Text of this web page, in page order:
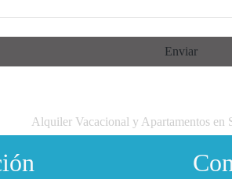
Enviar
Alquiler Vacacional y Apartamentos en